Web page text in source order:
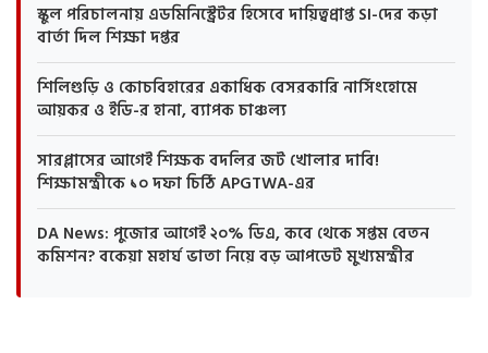
স্কুল পরিচালনায় এডমিনিস্ট্রেটর হিসেবে দায়িত্বপ্রাপ্ত SI-দের কড়া
বার্তা দিল শিক্ষা দপ্তর
শিলিগুড়ি ও কোচবিহারের একাধিক বেসরকারি নার্সিংহোমে
আয়কর ও ইডি-র হানা, ব্যাপক চাঞ্চল্য
সারপ্লাসের আগেই শিক্ষক বদলির জট খোলার দাবি!
শিক্ষামন্ত্রীকে ১০ দফা চিঠি APGTWA-এর
DA News: পুজোর আগেই ২০% ডিএ, কবে থেকে সপ্তম বেতন
কমিশন? বকেয়া মহার্ঘ ভাতা নিয়ে বড় আপডেট মুখ্যমন্ত্রীর